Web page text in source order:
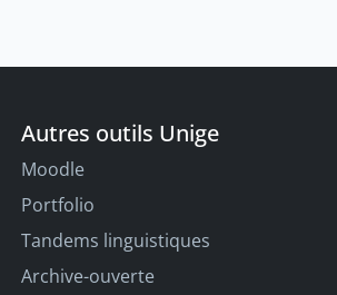
Autres outils Unige
Moodle
Portfolio
Tandems linguistiques
Archive-ouverte